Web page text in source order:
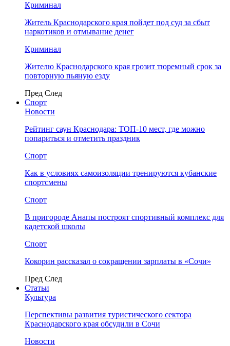
Криминал
Житель Краснодарского края пойдет под суд за сбыт
наркотиков и отмывание денег
Криминал
Жителю Краснодарского края грозит тюремный срок за
повторную пьяную езду
Пред След
Спорт
Новости
Рейтинг саун Краснодара: ТОП-10 мест, где можно
попариться и отметить праздник
Спорт
Как в условиях самоизоляции тренируются кубанские
спортсмены
Спорт
В пригороде Анапы построят спортивный комплекс для
кадетской школы
Спорт
Кокорин рассказал о сокращении зарплаты в «Сочи»
Пред След
Статьи
Культура
Перспективы развития туристического сектора
Краснодарского края обсудили в Сочи
Новости